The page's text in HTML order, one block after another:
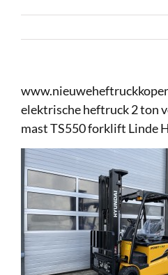
elektrische heftruck 2 ton
mast TS550 forklift Linde